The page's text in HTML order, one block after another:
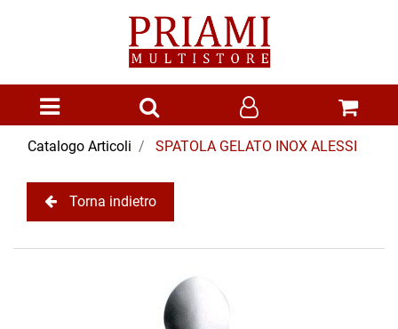
Open menu
Catalogo Articoli SPATOLA GELATO INOX ALESSI
Torna indietro